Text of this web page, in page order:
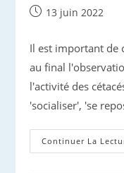
Publication
13 juin 2022
Il est important de
au final
l'activité des
'socialiser', 'se
Continuer La